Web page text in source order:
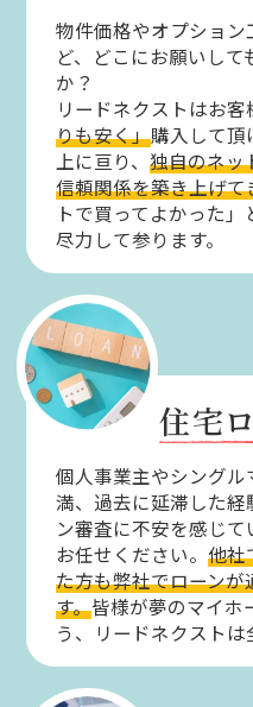
物件価格やオプショ
ど、どこにお願いし
か？
リードネクストはお客
りも安く」購入して頂
上に亘り、独自のネッ
信頼関係を築き上げて
トで買ってよかった
尽力して参ります。
住宅
個人事業主やシング
満、過去に延滞した
ン審査に不安を感じ
お任せください。他社
た方も弊社でローン
す。皆様が夢のマイホ
う、リードネクストは